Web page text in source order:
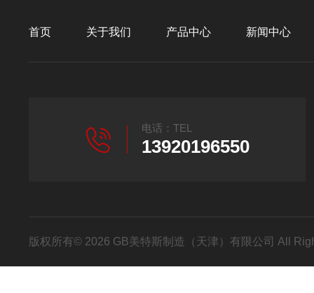
首页 关于我们 产品中心 新闻中心
电话：TEL
13920196550
版权所有© 2026 GB美特斯制造（天津）有限公司 All